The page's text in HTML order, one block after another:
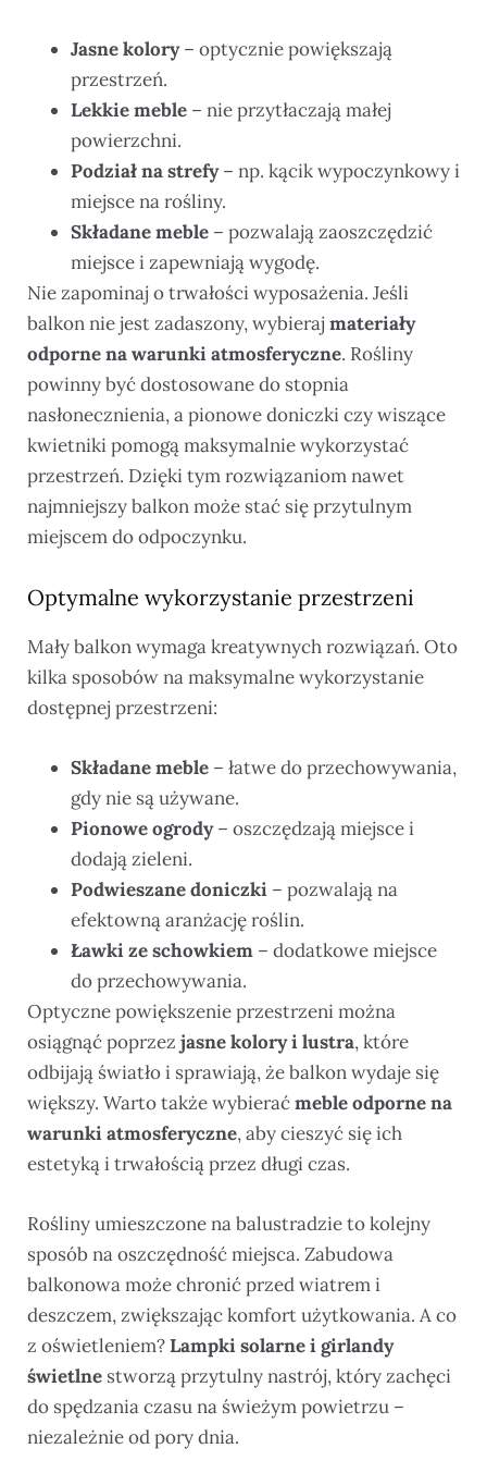
Jasne kolory– optycznie powiększają
przestrzeń.
Lekkie meble – nie przytłaczają małej
powierzchni.
Podział na strefy– np. kącik wypoczynkowy i
miejsce na rośliny.
Składane meble – pozwalają zaoszczędzić
miejsce i zapewniają wygodę.
Nie zapominaj o trwałości wyposażenia. Jeśli
balkon nie jest zadaszony, wybieraj materiały
odporne na warunki atmosferyczne. Rośliny
powinny być dostosowane do stopnia
nasłonecznienia, a pionowe doniczki czy wiszące
kwietniki pomogą maksymalnie wykorzystać
przestrzeń. Dzięki tym rozwiązaniom nawet
najmniejszy balkon może stać się przytulnym
miejscem do odpoczynku.
Optymalne wykorzystanie przestrzeni
Mały balkon wymaga kreatywnych rozwiązań. Oto
kilka sposobów na maksymalne wykorzystanie
dostępnej przestrzeni:
Składane meble – łatwe do przechowywania,
gdy nie są używane.
Pionowe ogrody– oszczędzają miejsce i
dodają zieleni.
Podwieszane doniczki – pozwalają na
efektowną aranżację roślin.
Ławki ze schowkiem – dodatkowe miejsce
do przechowywania.
Optyczne powiększenie przestrzeni można
osiągnąć poprzez jasne kolory i lustra, które
odbijają światło i sprawiają, że balkon wydaje się
większy. Warto także wybieraćmeble odporne na
warunki atmosferyczne, aby cieszyć się ich
estetyką i trwałością przez długi czas.
Rośliny umieszczone na balustradzie to kolejny
sposób na oszczędność miejsca. Zabudowa
balkonowa może chronić przed wiatrem i
deszczem, zwiększając komfort użytkowania. A co
z oświetleniem?Lampki solarne i girlandy
świetlne stworzą przytulny nastrój, który zachęci
do spędzania czasu na świeżym powietrzu –
niezależnie od pory dnia.